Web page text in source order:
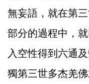
無妄語，就在第
部分的過程中，
入空性得到六通
獨第三世多杰羌